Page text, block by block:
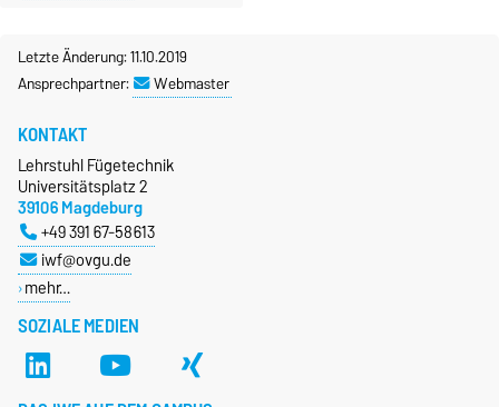
Letzte Änderung: 11.10.2019
Ansprechpartner:
Webmaster
SOZIALE MEDIEN
KONTAKT
Lehrstuhl Fügetechnik
Universitätsplatz 2
39106 Magdeburg
+49 391 67-58613
iwf@ovgu.de
mehr…